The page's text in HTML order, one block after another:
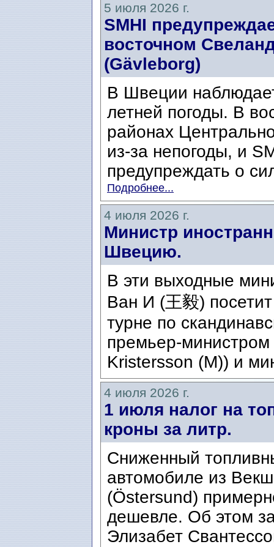
5 июля 2026 г.
SMHI
восточном
(Gävleborg)
В Швеции
летней погоды. В
районах
из-за непогоды, и
предупреждать о
Подробнее...
4 июля 2026 г.
Министр
Швецию.
В эти выходные
Ван И (王毅)
турне по
премьер-
Kristersson (M)) и
4 июля 2026 г.
1 июля налог на
кроны за литр.
Сниженный
автомобиле из
(Östersund)
дешевле. Об этом
Элизабет